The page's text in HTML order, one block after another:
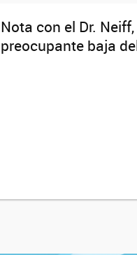
Nota con el Dr.
preocupante baja